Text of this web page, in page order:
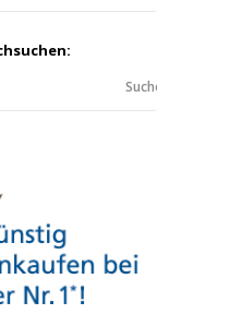
Suchen